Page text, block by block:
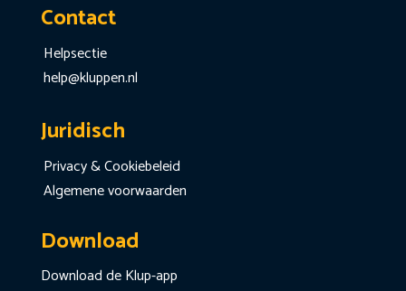
Contact
Helpsectie
help@kluppen.nl
Juridisch
Privacy & Cookiebeleid
Algemene voorwaarden
Download
Download de Klup-app